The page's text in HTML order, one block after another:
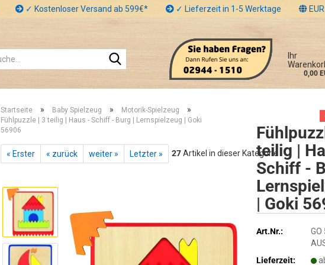
✓ Kostenloser Versand ab 599€* ✓ Lieferzeit in 1-5 Werktage
EUR
Ihr
0,00
Startseite » Baby Spielzeug » Motorik-Spielzeug »
Fühlpuzzle | 3 teilig | Haus - Schiff - Burg | Lernspielzeug | Goki
56906
« Erster « zurück weiter » Letzter » 27Artikel in dieser Kategorieteilig |
Schiff -
| Goki
Art.Nr.:
GO
Lieferzeit: